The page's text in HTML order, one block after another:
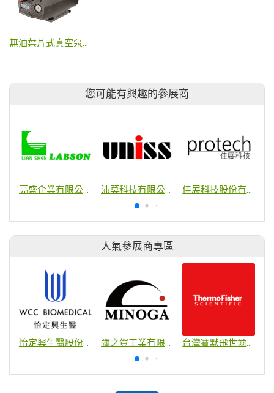
無油葉片式真空泵浦
您可能有興趣的參展商
亮盛企業有限公司 沛莫科技有限公司 佳展科技股份有限公司
人氣參展商專區
怡定興生醫股份有限公司 彌之賀工業有限公司 台灣賽默飛世爾科技股份有限公司